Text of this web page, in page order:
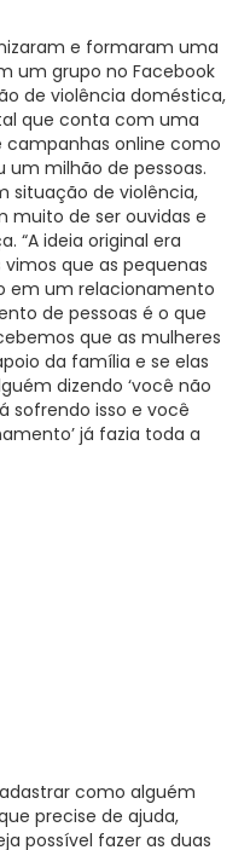
e formaram uma
um grupo no Facebook
de violência doméstica,
que conta com uma
campanhas online como
milhão de pessoas.
situação de violência,
muito de ser ouvidas e
“A ideia original era
que as pequenas
em um relacionamento
de pessoas é o que
que as mulheres
da família e se elas
dizendo ‘você não
sofrendo isso e você
já fazia toda a
como alguém
precise de ajuda,
possível fazer as duas